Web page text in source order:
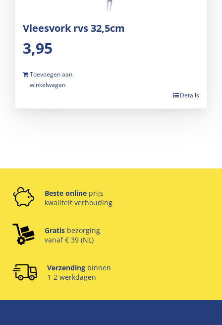
Vleesvork rvs 32,5cm
3,95
Toevoegen aan
winkelwagen
Details
Beste online prijs
kwaliteit verhouding
Gratis bezorging
vanaf € 39 (NL)
Verzending binnen
1-2 werkdagen